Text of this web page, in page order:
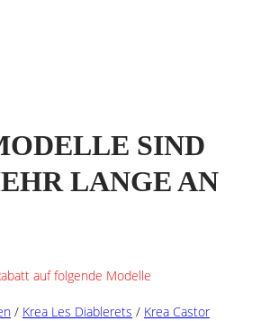
SIND
LANGE AN
auf folgende Modelle
/ Krea Les Diablerets / Krea Castor